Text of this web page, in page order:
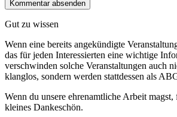
Gut zu wissen
Wenn eine bereits ange­kündigte
das für jeden Interessierten eine wichtige
verschwinden solche Veran­staltungen auch
klanglos, sondern werden statt­dessen als
Wenn du unsere ehrenamtliche Arbeit
kleines Dankeschön.